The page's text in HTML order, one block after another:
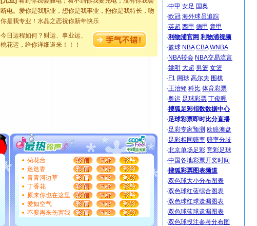
断电。爱你是我职业，想你是我事业，抱你是我特长，吻
你是我专业！水晶之恋祝你新年快乐
[元旦]如果上天让我许三个愿望，一是今生今世和你在一
起；二是再生再世和你在一起；三是三生三世和你不再分
离。水晶之恋祝你新年快乐
[元旦]当我狠下心扭头离去那一刻，你在我身后无助地哭
送你一棵薰衣草，愿你新年快乐！
[圣诞节]圣诞节到了，想想没什么送给你的，又不打算给
你太多，只有给你五千万：千万快乐！千万要健康！千万
要平安！千万要知足！千万不要忘记我！
[圣诞节]不只这样的日子才会想起你,而是这样的日子才
能正大光明地骚扰你,告诉你,圣诞要快乐!新年要快乐!天天
都要快乐噢!
[圣诞节]奉上一颗祝福的心,在这个特别的日子里,愿幸福,
如意,快乐,鲜花,一切美好的祝愿与你同在.圣诞快乐!
今日运程如何？财运、事业运、
桃花运，给你详细道来！！！
菊花台
迷迭香
青青河边草
丁香花
原来你也在这里
爱如空气
不要再来伤害我
·中甲 女足 国奥
·欧冠 海外球员追踪
·英超 西甲 德甲 意甲
·利物浦官网 利物浦视频
·篮球 NBA CBA WNBA
· NBA转会 NBA交易流言
·姚明 大超 男篮 女篮
· F1 网球 高尔夫 围棋
·王治郅 科比 体育彩票
·奥运 足球彩票 丁俊晖
·搜狐足彩指数数据中心
·足球彩票即时比分直播
·足彩专家预测 欧赔澳盘
·足彩相同赔率 赔率分歧
·北京单场足彩 竞彩足球
·中国各地彩票开奖时间
·搜狐彩票图表频道
·双色球大小分布图表
·双色球红蓝综合图表
·双色球红球遗漏图表
·双色球蓝球遗漏图表
·双色球投注参考分布图